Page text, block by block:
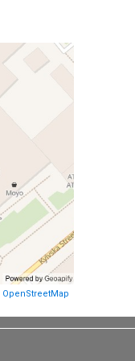
OpenStreetMap